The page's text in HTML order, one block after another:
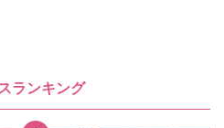
ランキング